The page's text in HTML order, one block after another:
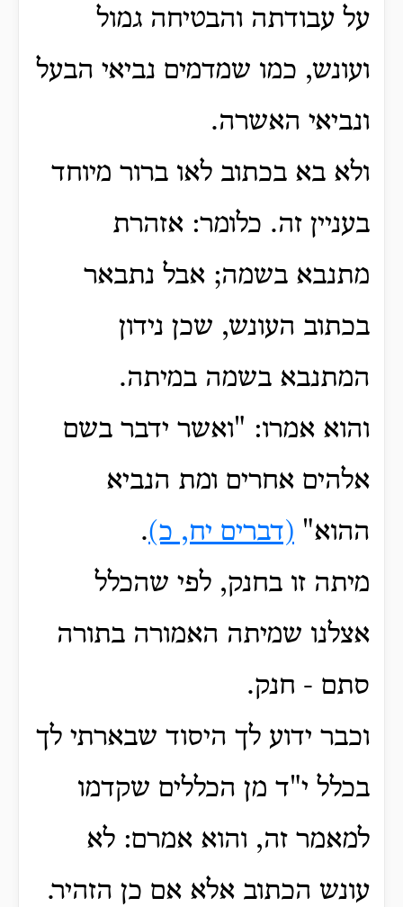
על עבודתה והבטיחה גמול
ועונש, כמו שמדמים נביאי הבעל
ונביאי האשרה.
ולא בא בכתוב לאו ברור מיוחד
בעניין זה. כלומר: אזהרת
מתנבא בשמה; אבל נתבאר
בכתוב העונש, שכן נידון
המתנבא בשמה במיתה.
והוא אמרו: "ואשר ידבר בשם
אלהים אחרים ומת הנביא
ההוא" (דברים יח, כ).
מיתה זו בחנק, לפי שהכלל
אצלנו שמיתה האמורה בתורה
סתם - חנק.
וכבר ידוע לך היסוד שבארתי לך
בכלל י"ד מן הכללים שקדמו
למאמר זה, והוא אמרם: לא
עונש הכתוב אלא אם כן הזהיר.